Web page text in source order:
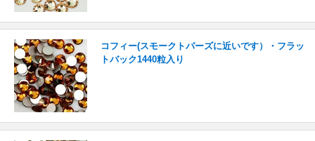
コフィー(スモークトパーズに近いです）・フラッ
トバック1440粒入り